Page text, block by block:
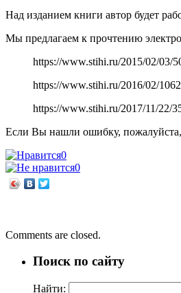
Над изданием книги автор будет
Мы предлагаем к прочтению
https://www.stihi.ru/2015/02/03/
https://www.stihi.ru/2016/02/
https://www.stihi.ru/2017/11/22/
Если Вы нашли ошибку,
0
0
Comments are closed.
Поиск по сайту
Найти: